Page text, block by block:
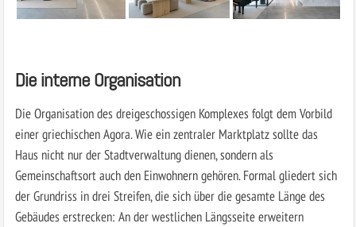
Die interne Organisation
Die Organisation des dreigeschossigen Komplexes folgt dem Vorbild
einer griechischen Agora. Wie ein zentraler Marktplatz sollte das
Haus nicht nur der Stadtverwaltung dienen, sondern als
Gemeinschaftsort auch den Einwohnern gehören. Formal gliedert sich
der Grundriss in drei Streifen, die sich über die gesamte Länge des
Gebäudes erstrecken: An der westlichen Längsseite erweitern